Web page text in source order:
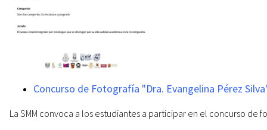
Concurso de Fotografía "Dra. Evangelina Pérez
La SMM convoca a los estudiantes a participar en el concurso de